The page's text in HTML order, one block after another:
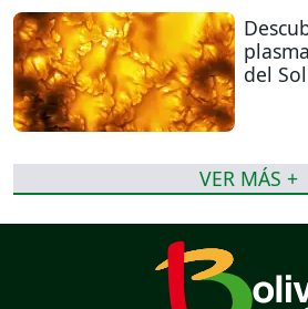
del Sol
VER MÁS +